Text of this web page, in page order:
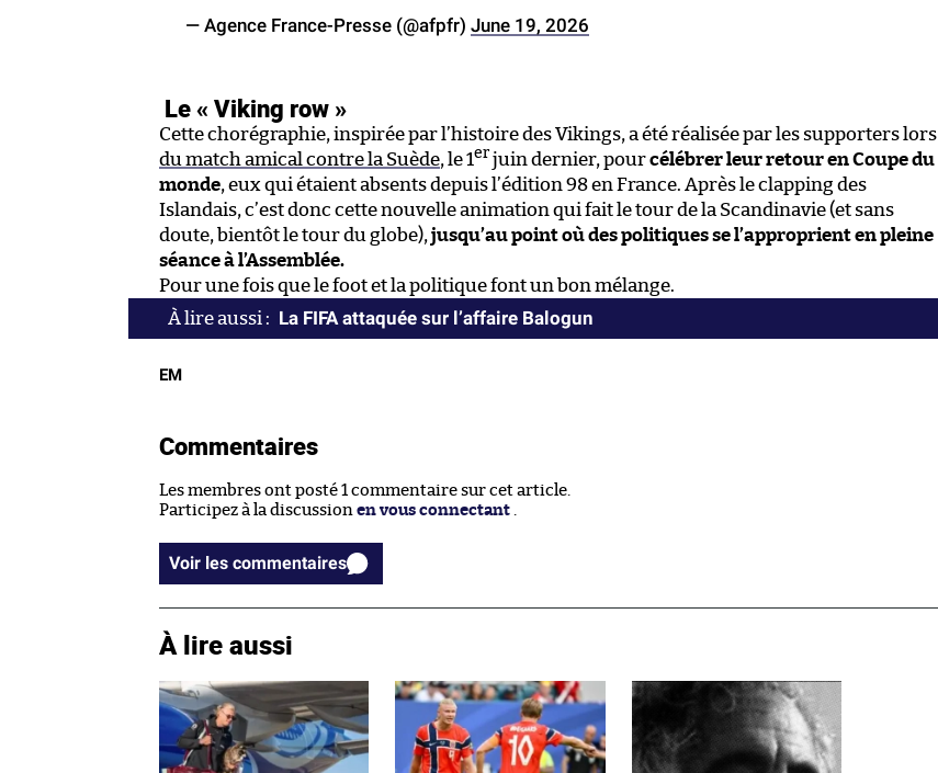
— Agence France-Presse (@afpfr) June 19, 2026
Le « Viking row »
Cette chorégraphie, inspirée par l’histoire des Vikings, a été réalisée par les supporters lors
du match amical contre la Suède, le 1er juin dernier, pourcélébrer leur retour en Coupe du
monde, eux qui étaient absents depuis l’édition 98 en France. Après le clapping des
Islandais, c’est donc cette nouvelle animation qui fait le tour de la Scandinavie (et sans
doute, bientôt le tour du globe), jusqu’au point où des politiques se l’approprient en pleine
séance à l’Assemblée.
Pour une fois que le foot et la politique font un bon mélange.
La FIFA attaquée sur l’affaire Balogun
EM
Commentaires
Les membres ont posté 1 commentaire sur cet article.
Participez à la discussion en vous connectant
Voir les commentaires
À lire aussi